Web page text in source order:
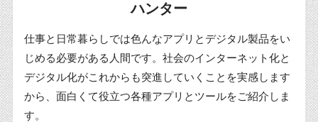
ハンター
仕事と日常暮らしでは色んなアプリとデジタル製品をい
じめる必要がある人間です。社会のインターネット化と
デジタル化がこれからも突進していくことを実感します
から、面白くて役立つ各種アプリとツールをご紹介しま
す。